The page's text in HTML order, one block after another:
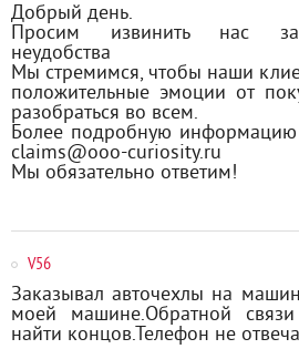
Добрый день.
Просим извинить нас за
неудобства
Мы стремимся, чтобы наши
положительные эмоции от
разобраться во всем.
Более подробную информацию
claims@ooo-curiosity.ru
Мы обязательно ответим!
V56
Заказывал авточехлы на
моей машине.Обратной
найти концов.Телефон не